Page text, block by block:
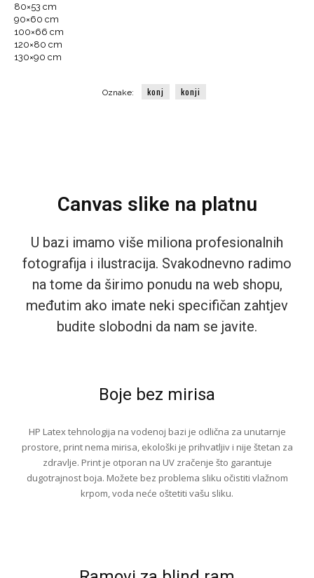
80×53 cm
90×60 cm
100×66 cm
120×80 cm
130×90 cm
Oznake: konj konji
Canvas slike na platnu
U bazi imamo više miliona profesionalnih
fotografija i ilustracija. Svakodnevno radimo
na tome da širimo ponudu na web shopu,
međutim ako imate neki specifičan zahtjev
budite slobodni da nam se javite.
Boje bez mirisa
HP Latex tehnologija na vodenoj bazi je odlična za unutarnje
prostore, print nema mirisa, ekološki je prihvatljiv i nije štetan za
zdravlje. Print je otporan na UV zračenje što garantuje
dugotrajnost boja. Možete bez problema sliku očistiti vlažnom
krpom, voda neće oštetiti vašu sliku.